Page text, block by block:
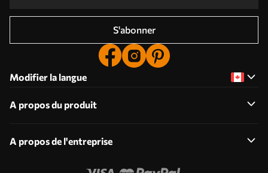
S'abonner
Modifier la langue
A propos du produit
A propos de l'entreprise